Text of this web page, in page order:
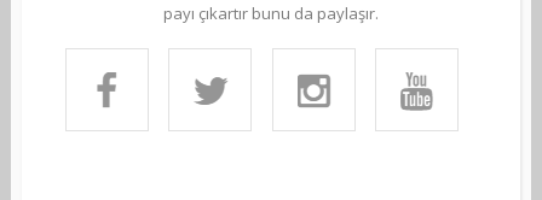
payı çıkartır bunu da paylaşır.